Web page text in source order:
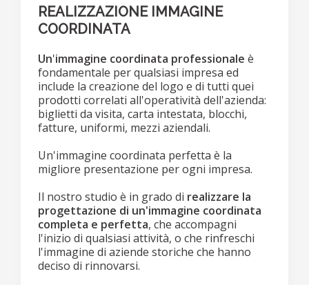
REALIZZAZIONE IMMAGINE
COORDINATA
Un'immagine coordinata professionale è
fondamentale per qualsiasi impresa ed
include la creazione del logo e di tutti quei
prodotti correlati all'operatività dell'azienda:
biglietti da visita, carta intestata, blocchi,
fatture, uniformi, mezzi aziendali.
Un'immagine coordinata perfetta è la
migliore presentazione per ogni impresa.
Il nostro studio è in grado di realizzare la
progettazione di un'immagine coordinata
completa e perfetta, che accompagni
l'inizio di qualsiasi attività, o che rinfreschi
l'immagine di aziende storiche che hanno
deciso di rinnovarsi.